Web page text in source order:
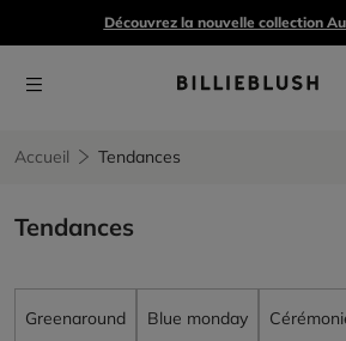
Découvrez la nouvelle collection
Accueil Tendances
Tendances
Greenaround Blue monday